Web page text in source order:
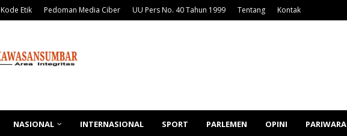
Kode Etik Pedoman Media Ciber UU Pers No. 40 Tahun 1999 Tentang Kontak
NASIONAL INTERNASIONAL SPORT PARLEMEN OPINI PARIWARA